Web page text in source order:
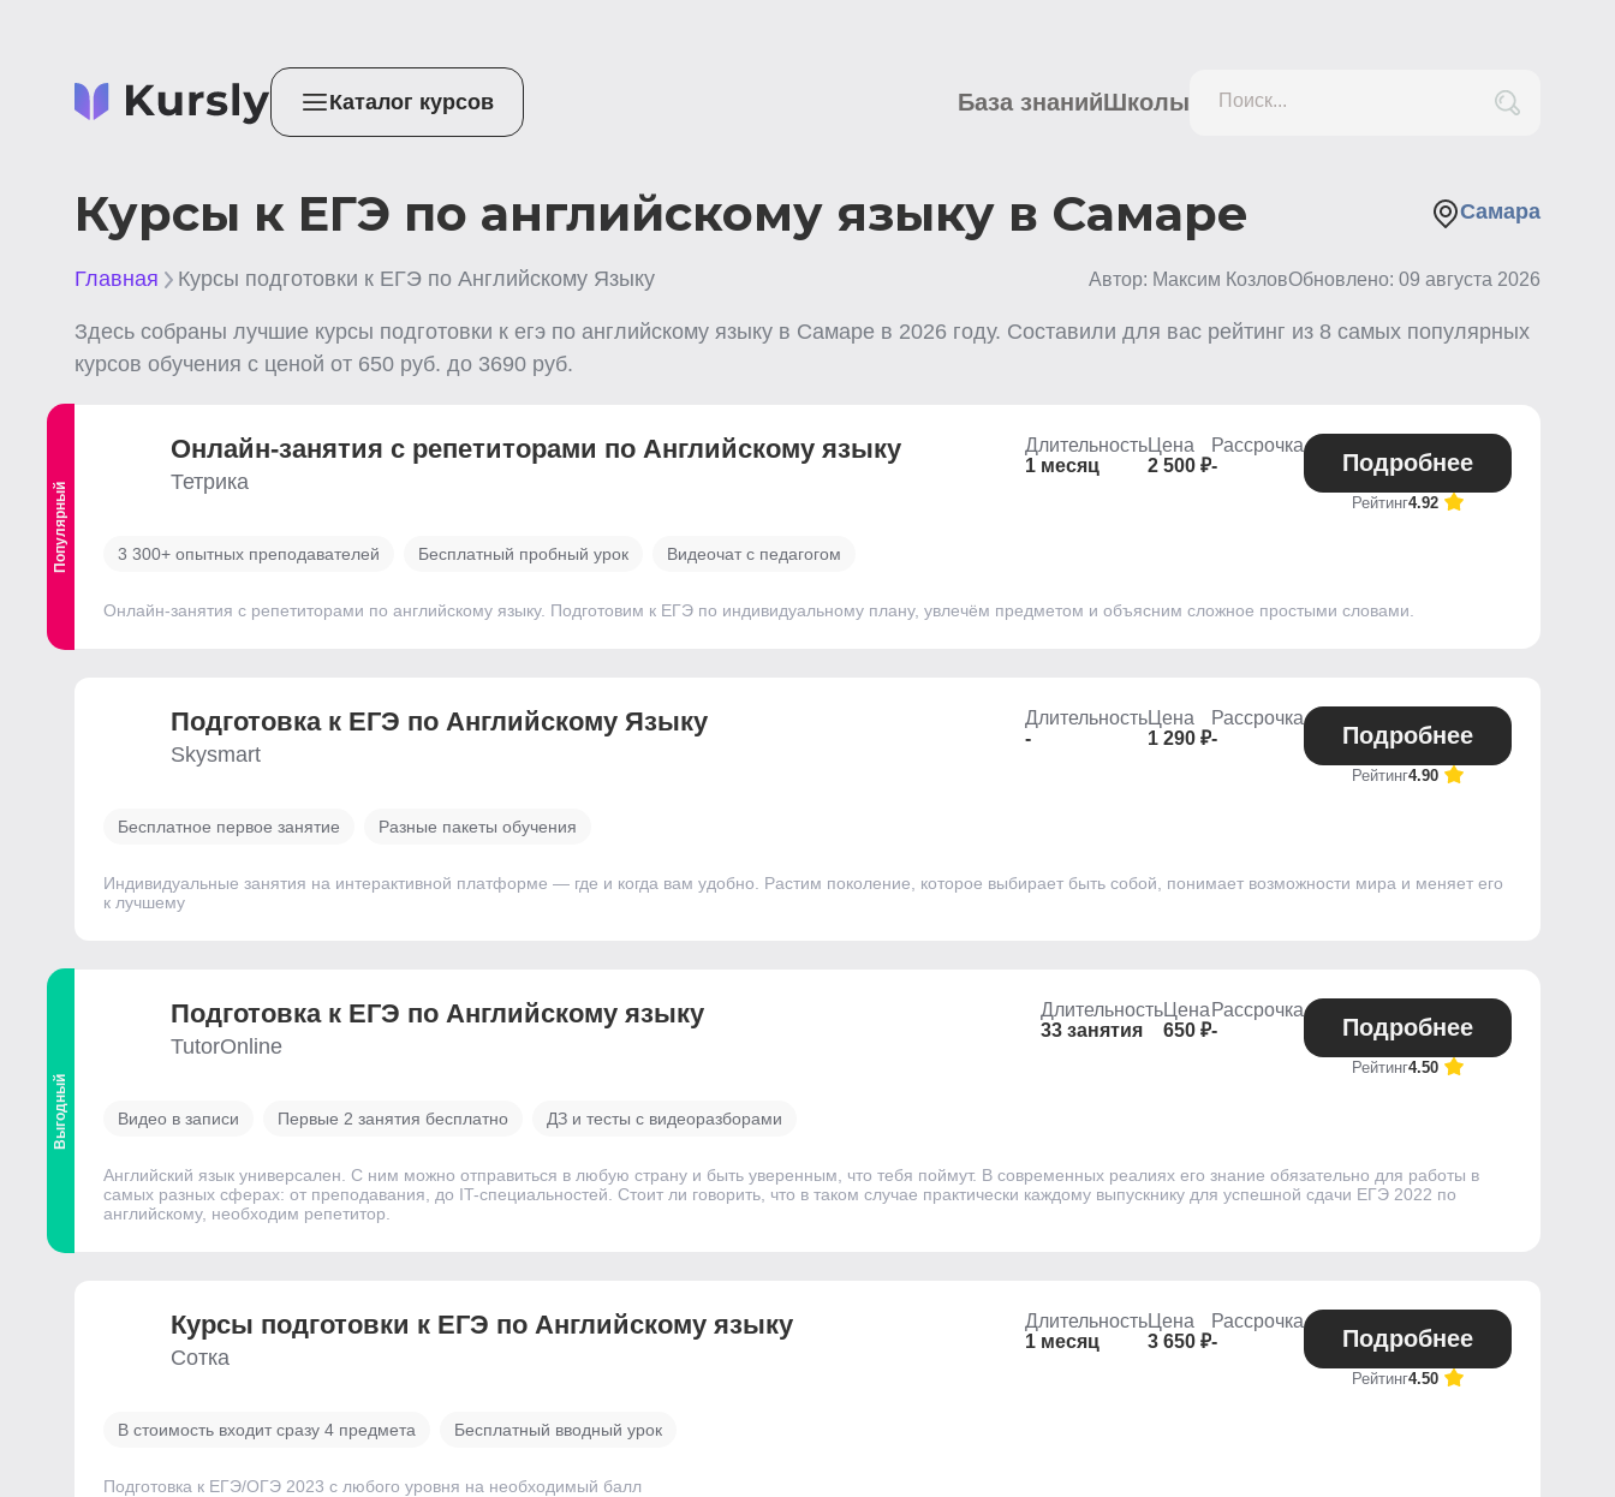
Каталог курсов База знанийШколы Поиск...
Курсы к ЕГЭ по английскому языку в Самаре Самара
Главная Курсы подготовки к ЕГЭ по Английскому Языку Автор: Максим КозловОбновлено: 09 августа 2026
Здесь собраны лучшие курсы подготовки к егэ по английскому языку в Самаре в 2026 году. Составили для вас рейтинг из 8 самых популярных
курсов обучения с ценой от 650 руб. до 3690 руб.
Популярный
Онлайн-занятия с репетиторами по Английскому языку
Тетрика
Длительность
1 месяц
Цена
2 500 ₽
Рассрочка
-
Подробнее
Рейтинг4.92
3 300+ опытных преподавателей Бесплатный пробный урок Видеочат с педагогом
Онлайн-занятия с репетиторами по английскому языку. Подготовим к ЕГЭ по индивидуальному плану, увлечём предметом и объясним сложное простыми словами.
Подготовка к ЕГЭ по Английскому Языку
Skysmart
Длительность
-
Цена
1 290 ₽
Рассрочка
-
Подробнее
Рейтинг4.90
Бесплатное первое занятие Разные пакеты обучения
Индивидуальные занятия на интерактивной платформе — где и когда вам удобно. Растим поколение, которое выбирает быть собой, понимает возможности мира и меняет его
к лучшему
Выгодный
Подготовка к ЕГЭ по Английскому языку
TutorOnline
Длительность
33 занятия
Цена
650 ₽
Рассрочка
-
Подробнее
Рейтинг4.50
Видео в записи Первые 2 занятия бесплатно ДЗ и тесты с видеоразборами
Английский язык универсален. С ним можно отправиться в любую страну и быть уверенным, что тебя поймут. В современных реалиях его знание обязательно для работы в
самых разных сферах: от преподавания, до IT-специальностей. Стоит ли говорить, что в таком случае практически каждому выпускнику для успешной сдачи ЕГЭ 2022 по
английскому, необходим репетитор.
Курсы подготовки к ЕГЭ по Английскому языку
Сотка
Длительность
1 месяц
Цена
3 650 ₽
Рассрочка
-
Подробнее
Рейтинг4.50
В стоимость входит сразу 4 предмета Бесплатный вводный урок
Подготовка к ЕГЭ/ОГЭ 2023 с любого уровня на необходимый балл